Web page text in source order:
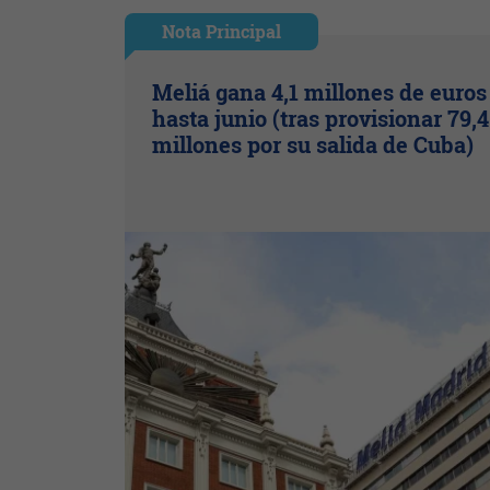
Nota Principal
Meliá gana 4,1 millones de euros
hasta junio (tras provisionar 79,4
millones por su salida de Cuba)